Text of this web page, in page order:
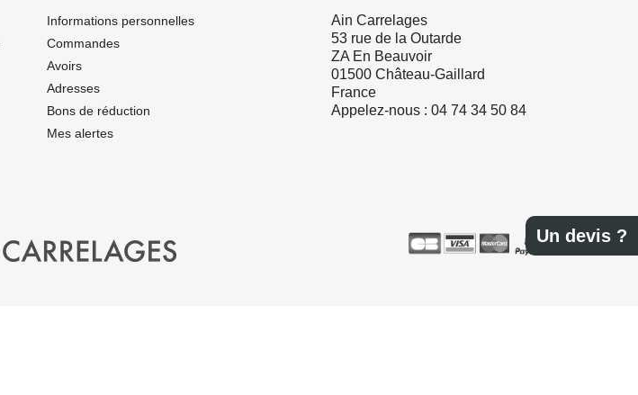
Un devis ?
Informations personnelles
Commandes
Avoirs
Adresses
Bons de réduction
Mes alertes
Ain Carrelages
53 rue de la Outarde
ZA En Beauvoir
01500 Château-Gaillard
France
Appelez-nous : 04 74 34 50 84